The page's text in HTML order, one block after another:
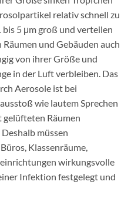
relativ schnell zu
bis 5 μm groß und verteilen
und Gebäuden auch
von ihrer Größe und
in der Luft verbleiben. Das
Aerosole ist bei
wie lautem Sprechen
gelüfteten Räumen
müssen
Klassenräume,
wirkungsvolle
Infektion festgelegt und